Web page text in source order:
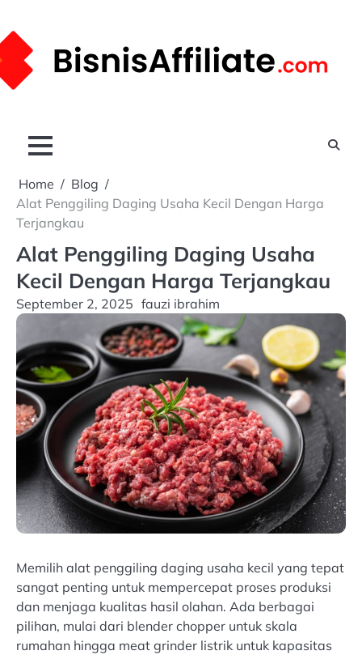
to
content
Home
Blog
Alat Penggiling Daging Usaha Kecil Dengan Harga
Terjangkau
Alat Penggiling Daging Usaha
Kecil Dengan Harga Terjangkau
September 2, 2025 fauzi ibrahim
Memilih alat penggiling daging usaha kecil yang tepat
sangat penting untuk mempercepat proses produksi
dan menjaga kualitas hasil olahan. Ada berbagai
pilihan, mulai dari blender chopper untuk skala
rumahan hingga meat grinder listrik untuk kapasitas